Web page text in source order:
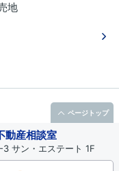
地
動産相談室
サン・エステート 1F
ページトップ